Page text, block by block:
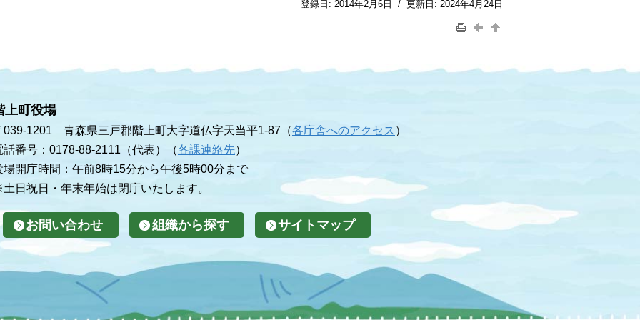
登録日: 2014年2月6日 / 更新日: 2024年4月24日
上町役場
039-1201 青森県三戸郡階上町大字道仏字天当平1-87（各庁舎へのアクセス ）
話番号：0178-88-2111（代表）（各課連絡先）
場開庁時間：午前8時15分から午後5時00分まで
日祝日・年末年始は閉庁いたします。
お問い合わせ 組織から探す サイトマップ